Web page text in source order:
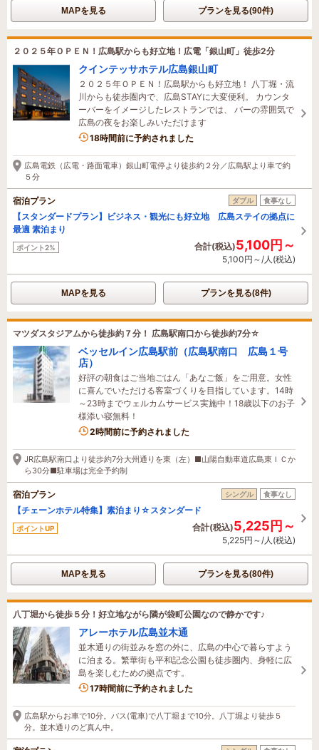
MAPを見る プランを見る(90件)
２０２５年ＯＰＥＮ！広島駅からも好立地！広電「銀山町」徒歩2分
クインテッサホテル広島銀山町
２０２５年ＯＰＥＮ！広島駅からも好立地！ 八丁堀・流
川からも徒歩圏内で、広島STAYに大変便利。 カウンタ
ーバーをイメージしたレストランでは、 バーの雰囲気で
広島の夜をお楽しみいただけます
18時間前に予約されました
広島電鉄（広電・路面電車）銀山町電停より徒歩約２分／広島駅より車で約
５分
宿泊プラン ダブル 食事なし
【スタンダードプラン】ビジネス・観光にも好立地 広島ステイの拠点に
最適 素泊まり
ポイント2% 合計(税込)5,100円～
5,100円～/人(税込)
MAPを見る プランを見る(8件)
マツダスタジアムから徒歩約７分！ 広島駅南口から徒歩約7分☆
ベッセルイン広島駅前（広島駅南口 広島１号
店）
好評の朝食はご当地ごはん「あなご飯」をご用意。女性
に喜んでいただける客室づくりを目指しています。14時
～23時までウェルカムサービス実施中！18歳以下のお子
様添い寝無料！
1名がこの宿を見ています
2時間前に予約されました
JR広島駅南口より徒歩約7分大州通りを東（左）■山陽自動車道広島東ＩＣか
ら30分■駐車場は完全予約制
宿泊プラン シングル 食事なし
【チェーンホテル特集】素泊まり☆スタンダード
ポイントUP 合計(税込)5,225円～
5,225円～/人(税込)
MAPを見る プランを見る(80件)
八丁堀から徒歩５分！好立地ながら隣が袋町公園なので静かです♪
アレーホテル広島並木通
並木通りの街並みを窓の外に、広島の中心で暮らすよう
に泊まる。繁華街も平和記念公園も徒歩圏内、身軽に広
島を楽しむための拠点です。
17時間前に予約されました
広島駅からお車で10分。バス(電車)で八丁堀まで10分。八丁堀より徒歩５
分。並木通りのど真ん中。